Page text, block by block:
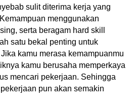
sulit diterima kerja yang
menggunakan
serta beragam hard skill
satu bekal penting untuk
kamu merasa kemampuanmu
kamu berusaha memperkaya
mencari pekerjaan. Sehingga
pun akan semakin